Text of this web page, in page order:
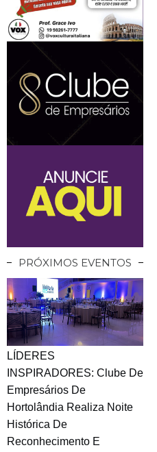
PRÓXIMOS EVENTOS
LÍDERES
INSPIRADORES: Clube De
Empresários De
Hortolândia Realiza Noite
Histórica De
Reconhecimento E